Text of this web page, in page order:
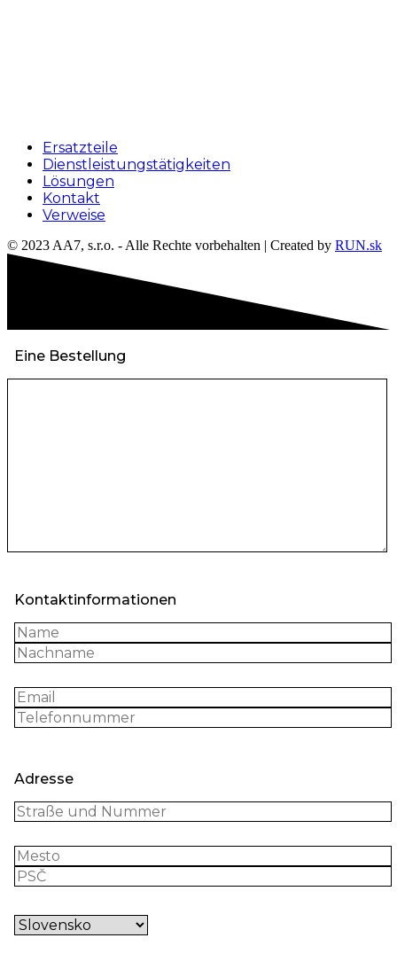
Ersatzteile
Dienstleistungstätigkeiten
Lösungen
Kontakt
Verweise
© 2023 AA7, s.r.o. - Alle Rechte vorbehalten | Created by RUN.sk
Eine Bestellung
Kontaktinformationen
Adresse